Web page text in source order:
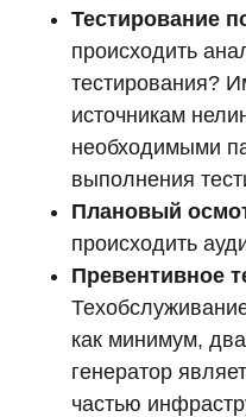
Тестирование
происходить
тестирования?
источникам
необходимыми
выполнения
Плановый
происходить
Превентивное
как минимум,
генератор
частью